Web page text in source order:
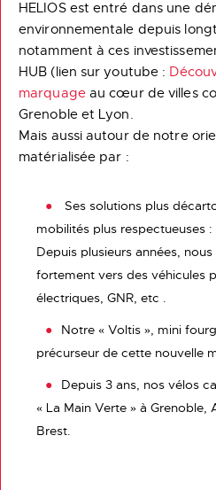
HELIOS est entré dans une
environnementale depuis
notamment à ces
HUB (lien sur youtube :
marquageau cœur de villes
Grenoble et Lyon.
Mais aussi autour de notre
matérialisée par :
Ses solutions plus
mobilités plus respectueuses :
Depuis plusieurs années,
fortement vers des véhicules
électriques, GNR, etc .
Notre « Voltis », mini
précurseur de cette nouvelle
Depuis 3 ans, nos vélos
« La Main Verte » à Grenoble,
Brest.